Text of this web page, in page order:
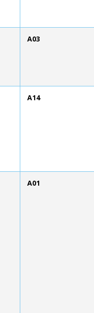
A03
A14
A01